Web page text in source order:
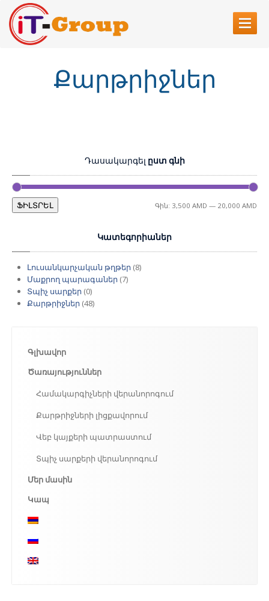
ԾԱՌԱՅՈՒԹՅՈՒՆՆԵՐ
սարքերի վերանորոգում
ՄԵՐՄԱՍԻՆ
ԿԱՊ
Քարթրիջներ
Դասակարգել ըստ գնի
ՖԻԼՏՐԵԼ Գին: 3,500 AMD — 20,000 AMD
Կատեգորիաներ
Լուսանկարչական թղթեր (8)
Մաքրող պարագաներ (7)
Տպիչ սարքեր (0)
Քարթրիջներ (48)
Գլխավոր
Ծառայություններ
Համակարգիչների վերանորոգում
Քարթրիջների լիցքավորում
Վեբ կայքերի պատրաստում
Տպիչ սարքերի վերանորոգում
Մեր մասին
Կապ